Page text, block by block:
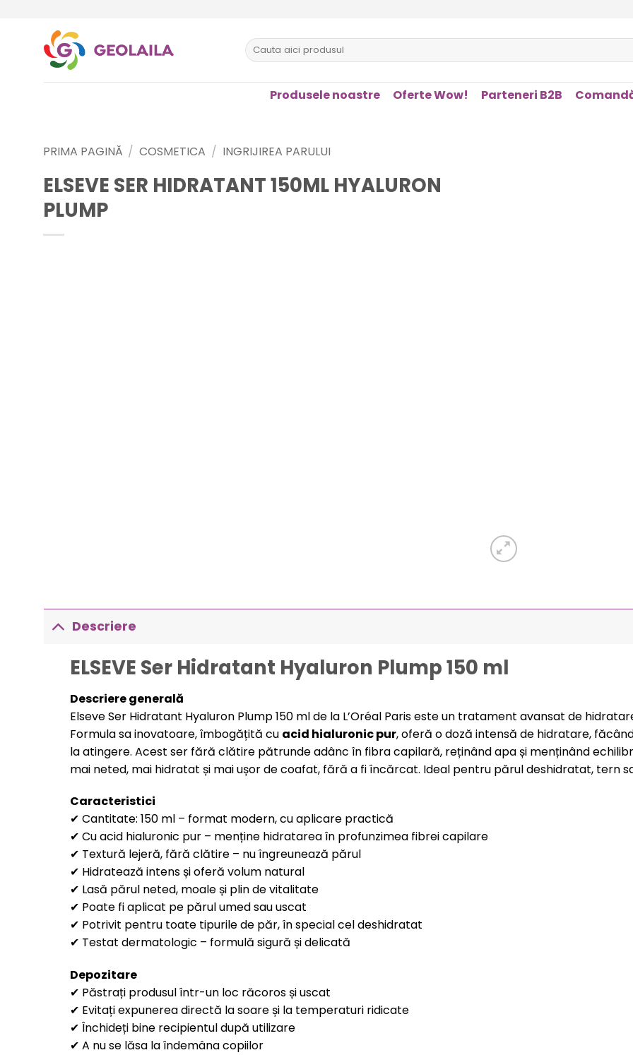
conținut
Caută
după:
Produsele noastre Oferte Wow! Parteneri B2B
PRIMA PAGINĂ / COSMETICA / INGRIJIREA PARULUI
ELSEVE SER HIDRATANT 150ML HYALURON
PLUMP
Descriere
ELSEVE Ser Hidratant Hyaluron Plump 150 ml
Descriere generală
Elseve Ser Hidratant Hyaluron Plump 150 ml de la L’Oréal Paris este un tratament avansat de
Formula sa inovatoare, îmbogățită cu acid hialuronic pur, oferă o doză intensă de hidratare,
la atingere. Acest ser fără clătire pătrunde adânc în fibra capilară, reținând apa și menținând
mai neted, mai hidratat și mai ușor de coafat, fără a fi încărcat. Ideal pentru părul deshidratat, tern
Caracteristici
✔ Cantitate: 150 ml – format modern, cu aplicare practică
✔ Cu acid hialuronic pur – menține hidratarea în profunzimea fibrei capilare
✔ Textură lejeră, fără clătire – nu îngreunează părul
✔ Hidratează intens și oferă volum natural
✔ Lasă părul neted, moale și plin de vitalitate
✔ Poate fi aplicat pe părul umed sau uscat
✔ Potrivit pentru toate tipurile de păr, în special cel deshidratat
✔ Testat dermatologic – formulă sigură și delicată
Depozitare
✔ Păstrați produsul într-un loc răcoros și uscat
✔ Evitați expunerea directă la soare și la temperaturi ridicate
✔ Închideți bine recipientul după utilizare
✔ A nu se lăsa la îndemâna copiilor